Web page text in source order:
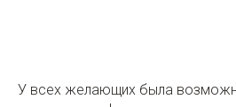
У всех желающих была